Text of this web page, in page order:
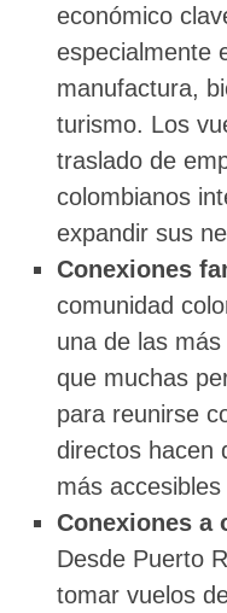
económico
especialmente
manufactura,
turismo. Los
traslado de
colombianos
expandir sus
Conexiones
comunidad
una de las
que muchas
para reunirse
directos hacen
más
Conexiones a
Desde Puerto
tomar vuelos